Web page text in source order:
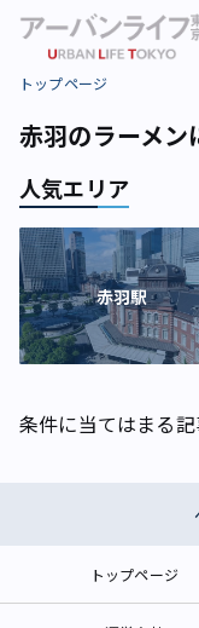
トップページ
赤羽のラーメ
人気エリア
赤羽駅
条件に当てはまる記
トップページ